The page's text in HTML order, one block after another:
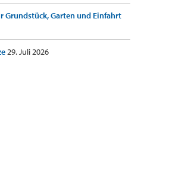
Grundstück, Garten und Einfahrt
29. Juli 2026